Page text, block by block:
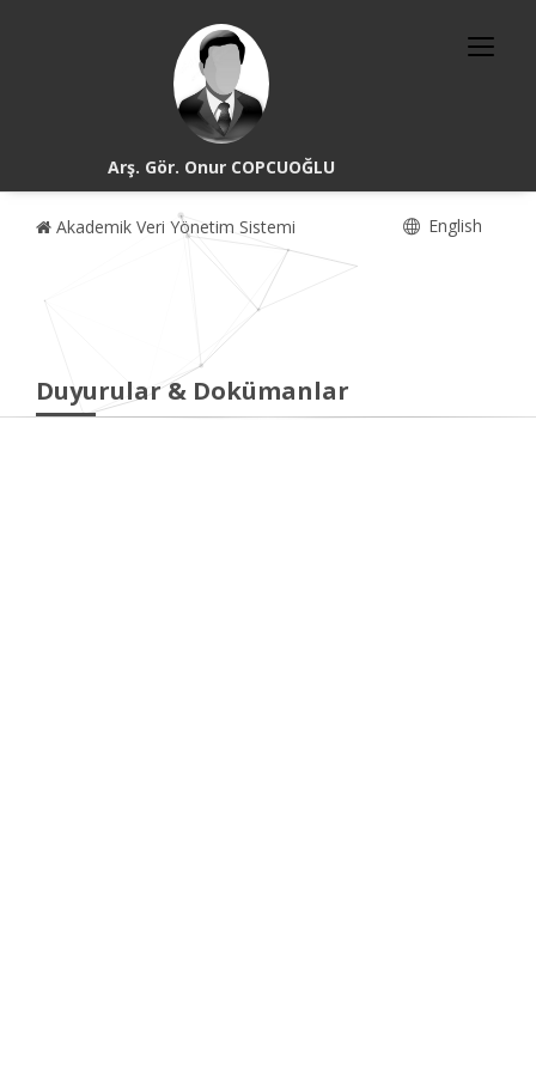
Arş. Gör. Onur COPCUOĞLU
Akademik Veri Yönetim Sistemi English
Duyurular & Dokümanlar